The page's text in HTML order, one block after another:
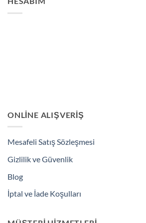
ONLINE ALIŞVERIŞ
Mesafeli Satış Sözleşmesi
Gizlilik ve Güvenlik
Blog
İptal ve İade Koşulları